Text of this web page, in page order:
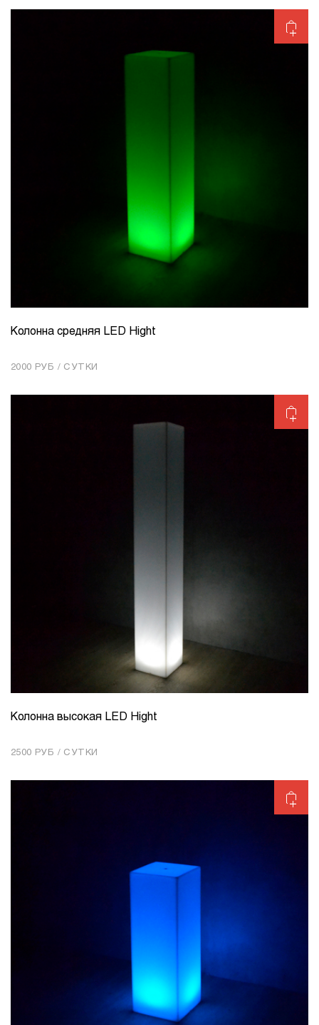
КОЛИЧЕСТВО 1
Колонна средняя LED Hight
2000 РУБ / СУТКИ
КОЛИЧЕСТВО 1
Колонна высокая LED Hight
2500 РУБ / СУТКИ